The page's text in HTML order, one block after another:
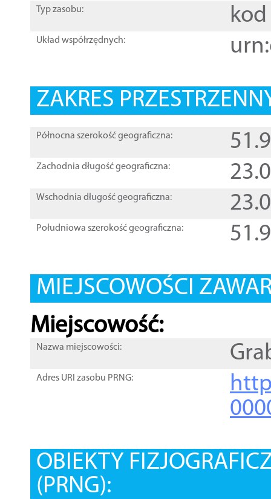
Typ zasobu: kod
Układ współrzędnych:
ZAKRES
Północna szerokość geograficzna:
Zachodnia długość geograficzna:
Wschodnia długość geograficzna:
Południowa szerokość geograficzna:
MIEJSCOWOŚCI
Miejscowość:
Nazwa miejscowości:
Adres URI zasobu PRNG:
OBIEKTY
(PRNG):